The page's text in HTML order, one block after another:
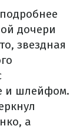
дочери
звездная
и шлейфом.
а